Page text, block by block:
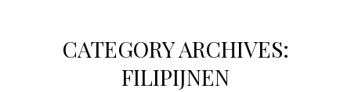
CATEGORY ARCHIVES:
FILIPIJNEN